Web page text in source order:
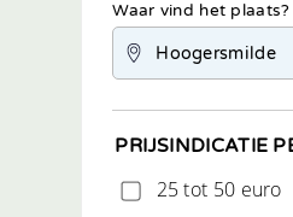
Waar vind het plaats?
PRIJSINDICATIE
25 tot 50 euro